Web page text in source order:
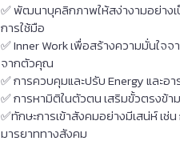
✅ พัฒนาบุคลิกภาพให้สง่างามอย่าง
การใช้มือ
✅ Inner Work เพื่อสร้างความมั่นใจ
จากตัวคุณ
✅ การควบคุมและปรับ Energy และ
✅ การหามิติในตัวตน เสริมขั้วตรงข้
✅ทักษะการเข้าสังคมอย่างมีเสน่ห์ เช่
มารยาททางสังคม